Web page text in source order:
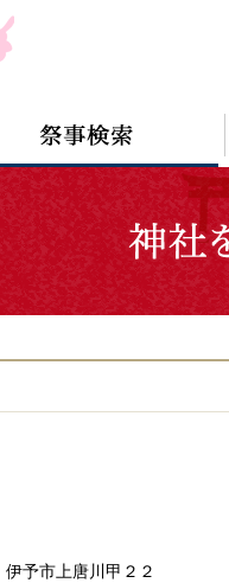
伊予市上唐川甲２２